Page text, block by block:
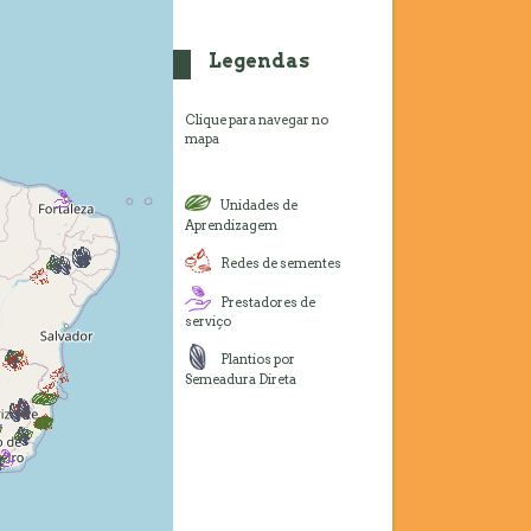
Legendas
Clique para navegar no
mapa
Unidades de
Aprendizagem
Redes de sementes
Prestadores de
serviço
Plantios por
Semeadura Direta